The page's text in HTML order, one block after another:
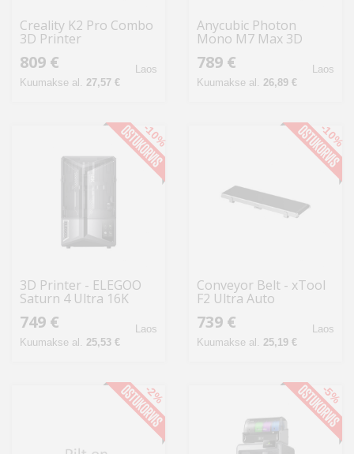
Creality K2 Pro Combo
3D Printer
809 €
Kuumakse al. 27,57 €
Laos
Anycubic Photon
Mono M7 Max 3D
789 €
Kuumakse al. 26,89 €
Laos
3D Printer - ELEGOO
Saturn 4 Ultra 16K
749 €
Kuumakse al. 25,53 €
Laos
-10%
Conveyor Belt - xTool
F2 Ultra Auto
mm Black
739 €
Kuumakse al. 25,19 €
Laos
-10%
-2% -5%